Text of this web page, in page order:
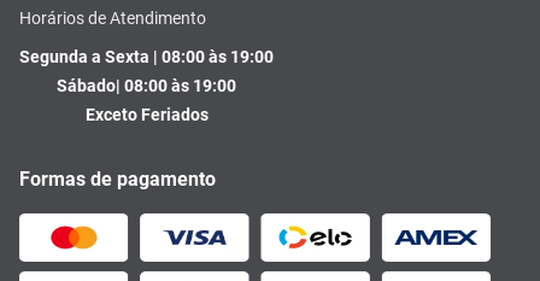
Horários de Atendimento
Segunda a Sexta | 08:00 às 19:00
Sábado| 08:00 às 19:00
Exceto Feriados
Formas de pagamento